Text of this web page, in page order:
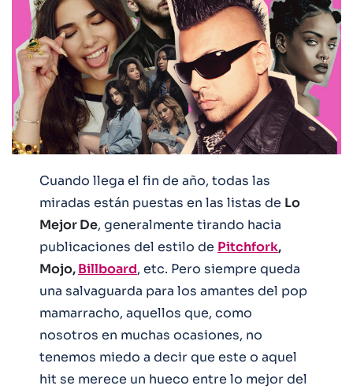
Cuando llega el fin de año, todas las
miradas están puestas en las listas de Lo
Mejor De, generalmente tirando hacia
publicaciones del estilo de Pitchfork,
Mojo,Billboard, etc. Pero siempre queda
una salvaguarda para los amantes del pop
mamarracho, aquellos que, como
nosotros en muchas ocasiones, no
tenemos miedo a decir que este o aquel
hit se merece un hueco entre lo mejor del